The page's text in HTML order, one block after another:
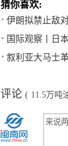
猜你喜欢:
伊朗拟禁止敌
国际观察丨日
叙利亚大马士
评论 ( 11.5万吨